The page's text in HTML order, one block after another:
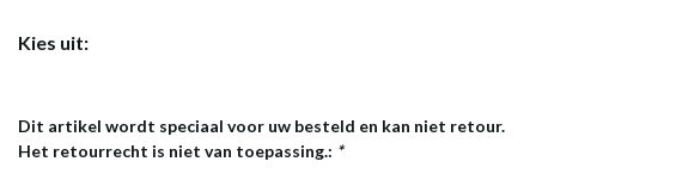
Kies uit:
Dit artikel wordt speciaal voor uw besteld en kan niet retour.
Het retourrecht is niet van toepassing.: *